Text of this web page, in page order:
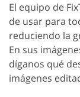
El equipo de
de usar para
reduciendo la
En sus
díganos qué
imágenes